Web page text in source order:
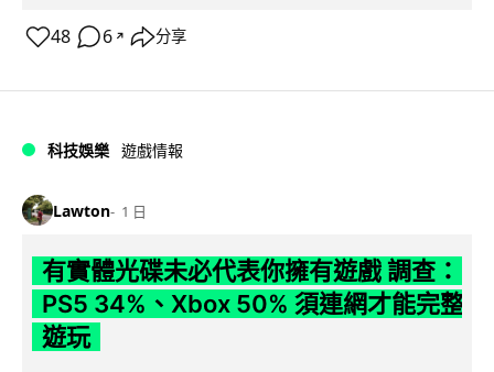
48 6 ↗ 分享
科技娛樂 遊戲情報
Lawton 1 日
有實體光碟未必代表你擁有遊戲 調查：
PS5 34%、Xbox 50% 須連網才能完整
遊玩